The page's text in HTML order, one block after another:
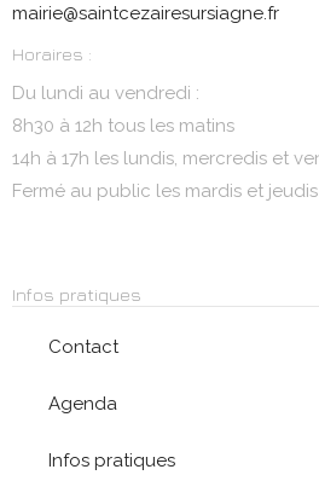
mairie@saintcezairesursiagne.fr
Horaires :
Du lundi au vendredi :
8h30 à 12h tous les matins
14h à 17h les lundis, mercredis et
Fermé au public les mardis et
Infos pratiques
Contact
Agenda
Infos pratiques